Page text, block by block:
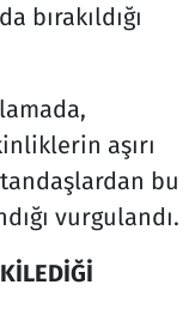
bırakıldığı
aşırı
bu
vurgulandı.